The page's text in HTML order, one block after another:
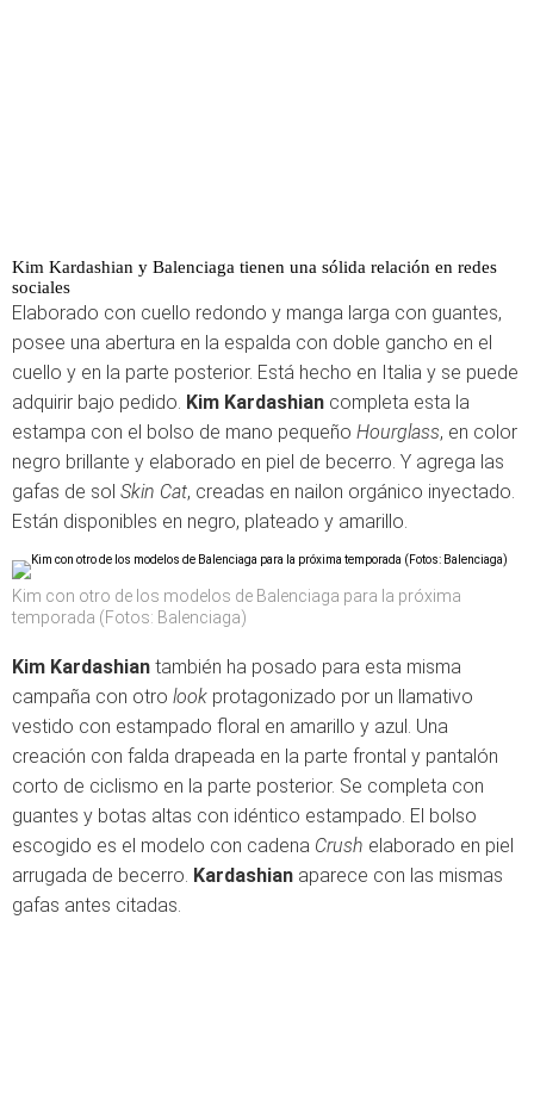
Kim Kardashian y Balenciaga tienen una sólida relación en redes
sociales
Elaborado con cuello redondo y manga larga con guantes,
posee una abertura en la espalda con doble gancho en el
cuello y en la parte posterior. Está hecho en Italia y se puede
adquirir bajo pedido. Kim Kardashian completa esta la
estampa con el bolso de mano pequeño Hourglass, en color
negro brillante y elaborado en piel de becerro. Y agrega las
gafas de sol Skin Cat, creadas en nailon orgánico inyectado.
Están disponibles en negro, plateado y amarillo.
Kim con otro de los modelos de Balenciaga para la próxima
temporada (Fotos: Balenciaga)
Kim Kardashian también ha posado para esta misma
campaña con otro look protagonizado por un llamativo
vestido con estampado floral en amarillo y azul. Una
creación con falda drapeada en la parte frontal y pantalón
corto de ciclismo en la parte posterior. Se completa con
guantes y botas altas con idéntico estampado. El bolso
escogido es el modelo con cadena Crush elaborado en piel
arrugada de becerro. Kardashian aparece con las mismas
gafas antes citadas.